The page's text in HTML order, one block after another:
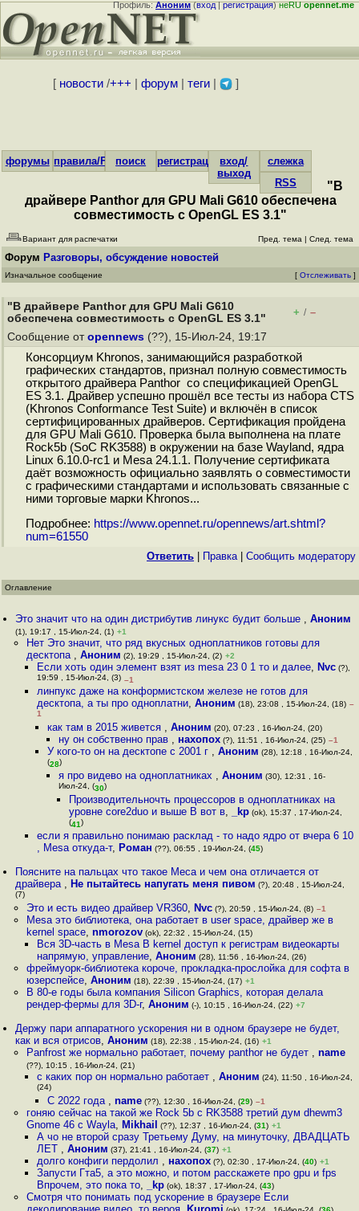
Профиль:Аноним(вход|регистрация)неRUopennet.me
[ новости/+++ форум| теги| ]
форумы правила/FAQпоиск регистрациявход/
выход
слежка
RSS
"В
драйвере Panthor для GPU Mali G610 обеспечена
совместимость с OpenGL ES 3.1"
Вариант для распечатки Пред. тема | След. тема
Форум Разговоры, обсуждение новостей
Изначальное сообщение [ Отслеживать ]
"В драйвере Panthor для GPU Mali G610
обеспечена совместимость с OpenGL ES 3.1"
+ / –
Сообщение от opennews (??), 15-Июл-24, 19:17
Консорциум Khronos, занимающийся разработкой
графических стандартов, признал полную совместимость
открытого драйвера Panthor со спецификацией OpenGL
ES 3.1. Драйвер успешно прошёл все тесты из набора CTS
(Khronos Conformance Test Suite) и включён в список
сертифицированных драйверов. Сертификация пройдена
для GPU Mali G610. Проверка была выполнена на плате
Rock5b (SoC RK3588) в окружении на базе Wayland, ядра
Linux 6.10.0-rc1 и Mesa 24.1.1. Получение сертификата
даёт возможность официально заявлять о совместимости
с графическими стандартами и использовать связанные с
ними торговые марки Khronos...
Подробнее: https://www.opennet.ru/opennews/art.shtml?
num=61550
Ответить Правка| Cообщить модератору
Оглавление
Это значит что на один дистрибутив линукс будит больше ,Аноним
(1), 19:17 , 15-Июл-24, (1) +1
Нет Это значит, что ряд вкусных одноплатников готовы для
десктопа , Аноним (2), 19:29 , 15-Июл-24, (2) +2
Если хоть один элемент взят из mesa 23 0 1 то и далее, Nvc(?),
19:59 , 15-Июл-24, (3) –1
линпукс даже на конформистском железе не готов для
десктопа, а ты про одноплатни, Аноним (18), 23:08 , 15-Июл-24, (18) –
1
как там в 2015 живется ,Аноним (20), 07:23 , 16-Июл-24, (20)
ну он собственно прав , нахопох(?), 11:51 , 16-Июл-24, (25) –1
У кого-то он на десктопе с 2001 г ,Аноним (28), 12:18 , 16-Июл-24,
(28)
я про видево на одноплатниках , Аноним (30), 12:31 , 16-
Июл-24, (30)
Производительночть процессоров в одноплатниках на
уровне core2duo и выше В вот в, _kp(ok), 15:37 , 17-Июл-24,
(41)
если я правильно понимаю расклад - то надо ядро от вчера 6 10
, Mesa откуда-т, Роман (??), 06:55 , 19-Июл-24, (45)
Поясните на пальцах что такое Меса и чем она отличается от
драйвера , Не пытайтесь напугать меня пивом (?), 20:48 , 15-Июл-24,
(7)
Это и есть видео драйвер VR360, Nvc(?), 20:59 , 15-Июл-24, (8) –1
Mesa это библиотека, она работает в user space, драйвер же в
kernel space, nmorozov(ok), 22:32 , 15-Июл-24, (15)
Вся 3D-часть в Mesa В kernel доступ к регистрам видеокарты
напрямую, управление, Аноним (28), 11:56 , 16-Июл-24, (26)
фреймуорк-библиотека короче, прокладка-прослойка для софта в
юзерспейсе, Аноним (18), 22:39 , 15-Июл-24, (17) +1
В 80-е годы была компания Silicon Graphics, которая делала
рендер-фермы для 3D-г, Аноним (-), 10:15 , 16-Июл-24, (22) +7
Держу пари аппаратного ускорения ни в одном браузере не будет,
как и вся отрисов,Аноним (18), 22:38 , 15-Июл-24, (16) +1
Panfrost же нормально работает, почему panthor не будет , name
(??), 10:15 , 16-Июл-24, (21)
с каких пор он нормально работает , Аноним (24), 11:50 , 16-Июл-24,
(24)
С 2022 года ,name (??), 12:30 , 16-Июл-24, (29) –1
гоняю сейчас на такой же Rock 5b с RK3588 третий дум dhewm3
Gnome 46 с Wayla, Mikhail (??), 12:37 , 16-Июл-24, (31) +1
А чо не второй сразу Третьему Думу, на минуточку, ДВАДЦАТЬ
ЛЕТ , Аноним (37), 21:41 , 16-Июл-24, (37) +1
долго конфиги пеpдoлил , нахопох(?), 02:30 , 17-Июл-24, (40) +1
Запусти Гта5, а это можно, и потом расскажете про gpu и fps
Впрочем, это пока то, _kp(ok), 18:37 , 17-Июл-24, (43)
Смотря что понимать под ускорение в браузере Если